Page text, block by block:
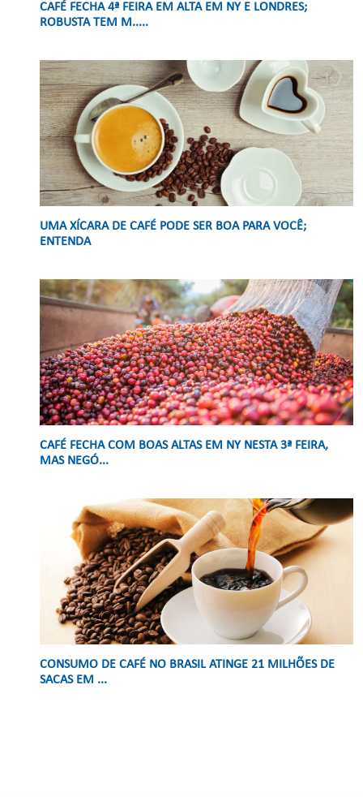
CAFÉ FECHA 4ª FEIRA EM ALTA EM NY E LONDRES;
ROBUSTA TEM M.....
UMA XÍCARA DE CAFÉ PODE SER BOA PARA VOCÊ;
ENTENDA
CAFÉ FECHA COM BOAS ALTAS EM NY NESTA 3ª FEIRA,
MAS NEGÓ...
CONSUMO DE CAFÉ NO BRASIL ATINGE 21 MILHÕES DE
SACAS EM ...